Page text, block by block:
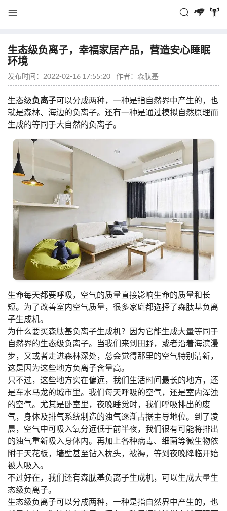
生态级负离子，幸福家居产品，营造安心睡眠
环境
发布时间：2022-02-16 17:55:20 作者： 森肽基
生态级负离子可以分成两种，一种是指自然界中产生的，也
就是森林、海边的负离子。还有一种是通过模拟自然原理而
生成的等同于大自然的负离子。
生命每天都要呼吸，空气的质量直接影响生命的质量和长
短。为了改善室内空气质量，很多家庭都选择了森肽基负离
子生成机。
为什么要买森肽基负离子生成机？因为它能生成大量等同于
自然界的生态级负离子。当我们来到田野，或者沿着海滨漫
步，又或者走进森林深处，总会觉得那里的空气特别清新，
这是因为这些地方负离子含量高。
只不过，这些地方实在偏远，我们生活时间最长的地方，还
是车水马龙的城市里。我们每天呼吸的空气，还是室内浑浊
的空气。尤其是卧室里，夜晚睡觉时，我们呼吸排出的废
气，身体及排气系统制造的浊气逐渐占据主导地位。到了凌
晨，空气中可吸入氧分远低于前半夜，我们很有可能将排出
的浊气重新吸入身体内。再加上各种病毒、细菌等微生物依
附于天花板，墙壁甚至钻入枕头，被褥，等到夜晚降临开始
被人吸入。
不过好在，我们还有森肽基负离子生成机，可以生成大量生
态级负离子。
生态级负离子可以分成两种，一种是指自然界中产生的，也